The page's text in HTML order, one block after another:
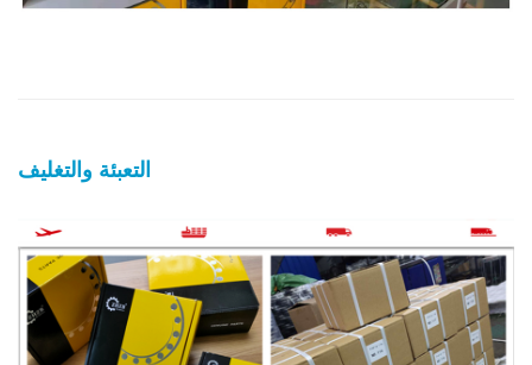
التعبئة والتغليف